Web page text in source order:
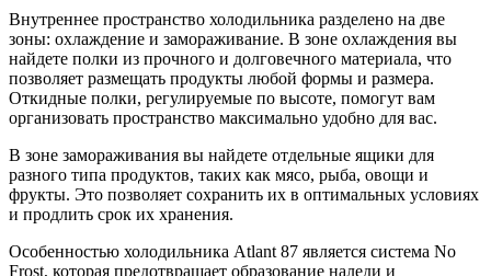
Внутреннее пространство холодильника разделено на две
зоны: охлаждение и замораживание. В зоне охлаждения вы
найдете полки из прочного и долговечного материала, что
позволяет размещать продукты любой формы и размера.
Откидные полки, регулируемые по высоте, помогут вам
организовать пространство максимально удобно для вас.
В зоне замораживания вы найдете отдельные ящики для
разного типа продуктов, таких как мясо, рыба, овощи и
фрукты. Это позволяет сохранить их в оптимальных условиях
и продлить срок их хранения.
Особенностью холодильника Atlant 87 является система No
Frost, которая предотвращает образование наледи и